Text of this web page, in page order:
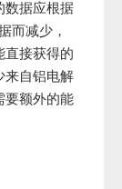
数据应根据
而减少，
直接获得的
来自铝电解
要额外的能